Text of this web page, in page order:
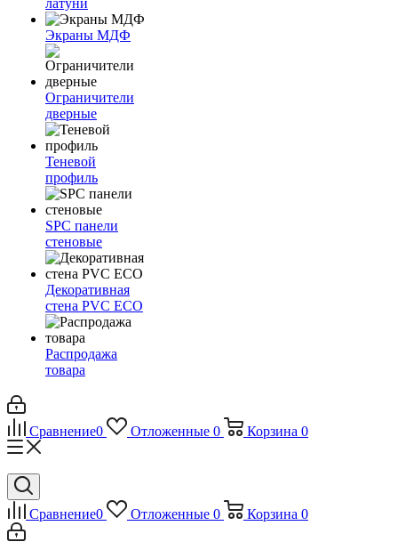
латуни
Экраны МДФ
Ограничители
дверные
Теневой
профиль
SPC панели
стеновые
Декоративная
стена PVC ECO
Распродажа
товара
Сравнение0 Отложенные 0 Корзина 0
Сравнение0 Отложенные 0 Корзина 0